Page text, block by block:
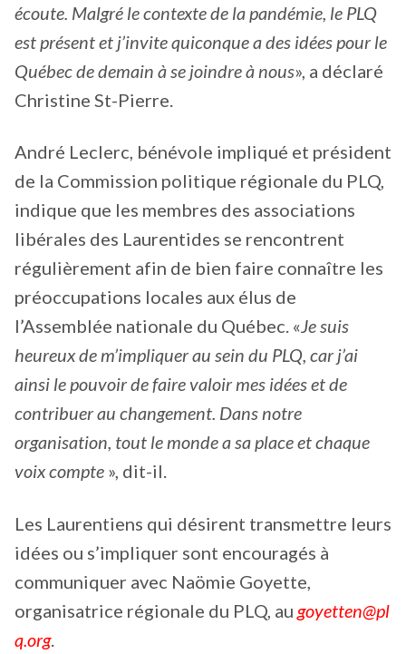
écoute. Malgré le contexte de la pandémie, le PLQ
est présent et j’invite quiconque a des idées pour le
Québec de demain à se joindre à nous», a déclaré
Christine St-Pierre.
André Leclerc, bénévole impliqué et président
de la Commission politique régionale du PLQ,
indique que les membres des associations
libérales des Laurentides se rencontrent
régulièrement afin de bien faire connaître les
préoccupations locales aux élus de
l’Assemblée nationale du Québec. «Je suis
heureux de m’impliquer au sein du PLQ, car j’ai
ainsi le pouvoir de faire valoir mes idées et de
contribuer au changement. Dans notre
organisation, tout le monde a sa place et chaque
voix compte », dit-il.
Les Laurentiens qui désirent transmettre leurs
idées ou s’impliquer sont encouragés à
communiquer avec Naömie Goyette,
organisatrice régionale du PLQ, au goyetten@pl
q.org.